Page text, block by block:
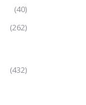
(40)
(262)
(432)